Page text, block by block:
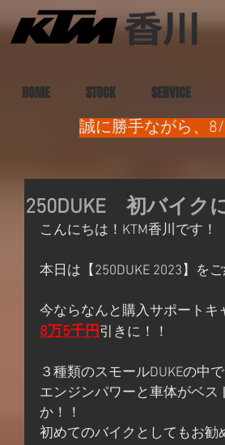
HOME STOCK SERVICE
誠に勝手ながら、
250DUKE 初バイク
こんにちは！KTM香川です！
本日は【250DUKE 2023】を
今ならなんと購入サポートキ
8万5千円引きに！！
３種類のスモールDUKEの中で
エンジンパワーと車体がベ
か！！
初めてのバイクとしてもお勧